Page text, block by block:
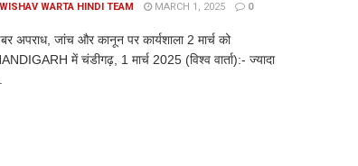
WISHAV WARTA HINDI TEAM MARCH 1, 2025 0
अपराध, जांच और कानून पर कार्यशाला 2 मार्च को
में चंडीगढ़, 1 मार्च 2025 (विश्व वार्ता):- ज्यादा